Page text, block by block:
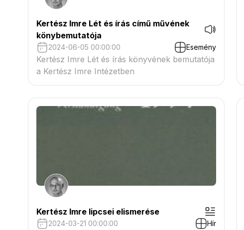
Kertész Imre Lét és írás című művének
könybemutatója
2024-06-05 00:00:00 Esemény
Kertész Imre Lét és írás könyvének bemutatója
a Kertész Imre Intézetben
Kertész Imre lipcsei elismerése
2024-03-21 00:00:00 Hír